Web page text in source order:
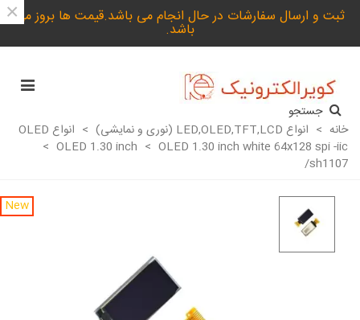
ثبت و ارسال سفارشات در حال انجام می باشد.قیمت ها بروز می
باشد.
×
جستجو
خانه > انواع LED,OLED,TFT,LCD (نوری و نمایشی) > انواع OLED
> OLED 1.30 inch > OLED 1.30 inch white 64x128 spi -iic
/sh1107
New